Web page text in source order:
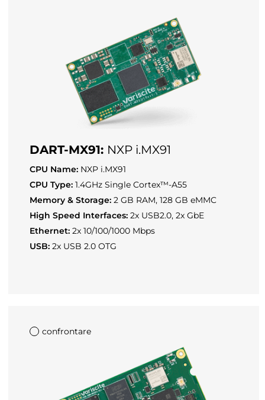
DART-MX91: NXP i.MX91
CPU Name: NXP i.MX91
CPU Type: 1.4GHz Single Cortex™-A55
Memory & Storage: 2 GB RAM, 128 GB eMMC
High Speed Interfaces: 2x USB2.0, 2x GbE
Ethernet: 2x 10/100/1000 Mbps
USB: 2x USB 2.0 OTG
confrontare